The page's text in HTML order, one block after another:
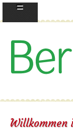
=
Willkommen